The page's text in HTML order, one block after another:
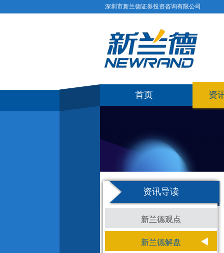
深圳市新兰德证券投资咨询有限公司
首页 资
资讯导读
新兰德观点
新兰德解盘